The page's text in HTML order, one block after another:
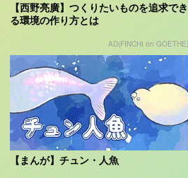
【西野亮廣】つくりたいものを追求でき
る環境の作り方とは
AD(FINCHI on GOETHE)
【まんが】チュン・人魚